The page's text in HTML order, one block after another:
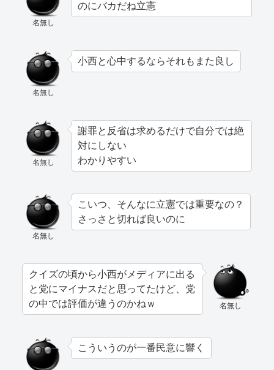
名無し
のにバカだね立憲
名無し
小西と心中するならそれもまた良し
名無し
謝罪と反省は求めるだけで自分では絶
対にしない
わかりやすい
名無し
こいつ、そんなに立憲では重要なの？
さっさと切れば良いのに
名無し
クイズの頃から小西がメディアに出る
と党にマイナスだと思ってたけど、党
の中では評価が違うのかねｗ
こういうのが一番民意に響く